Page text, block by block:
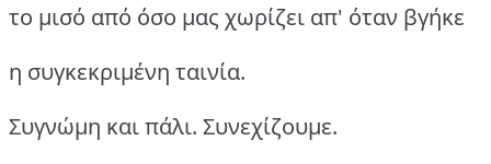
το μισό από όσο μας χωρίζει απ' όταν βγήκε
η συγκεκριμένη ταινία.
Συγνώμη και πάλι. Συνεχίζουμε.